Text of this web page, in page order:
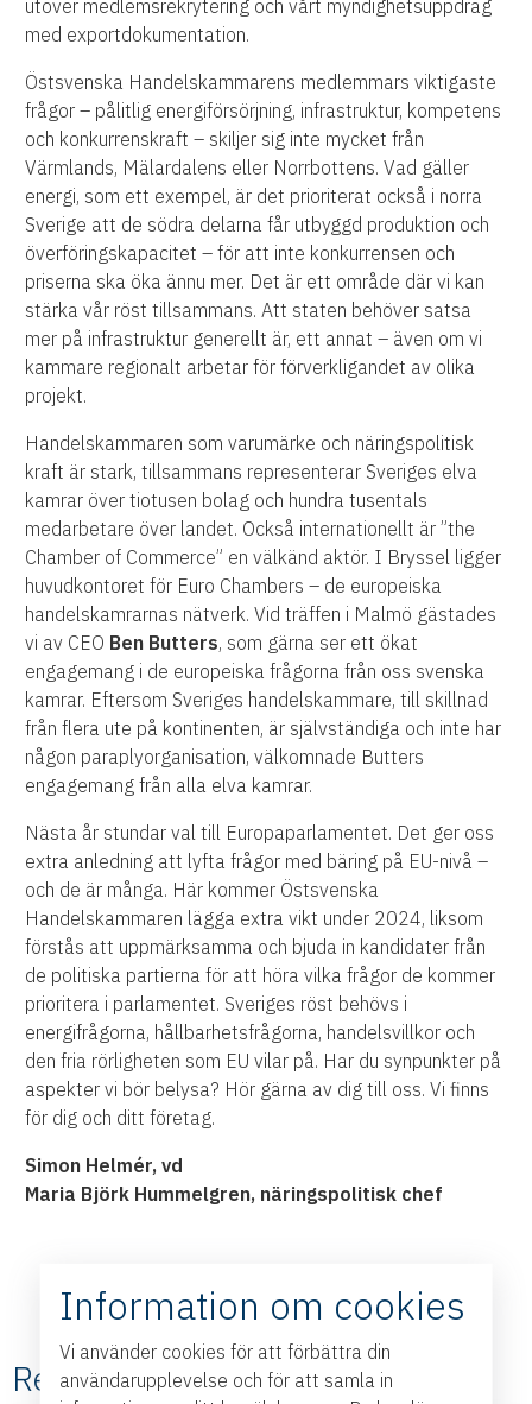
utöver medlemsrekrytering och vårt myndighetsuppdrag
med exportdokumentation.
Östsvenska Handelskammarens medlemmars viktigaste
frågor – pålitlig energiförsörjning, infrastruktur, kompetens
och konkurrenskraft – skiljer sig inte mycket från
Värmlands, Mälardalens eller Norrbottens. Vad gäller
energi, som ett exempel, är det prioriterat också i norra
Sverige att de södra delarna får utbyggd produktion och
överföringskapacitet – för att inte konkurrensen och
priserna ska öka ännu mer. Det är ett område där vi kan
stärka vår röst tillsammans. Att staten behöver satsa
mer på infrastruktur generellt är, ett annat – även om vi
kammare regionalt arbetar för förverkligandet av olika
projekt.
Handelskammaren som varumärke och näringspolitisk
kraft är stark, tillsammans representerar Sveriges elva
kamrar över tiotusen bolag och hundra tusentals
medarbetare över landet. Också internationellt är ”the
Chamber of Commerce” en välkänd aktör. I Bryssel ligger
huvudkontoret för Euro Chambers – de europeiska
handelskamrarnas nätverk. Vid träffen i Malmö gästades
vi av CEO Ben Butters, som gärna ser ett ökat
engagemang i de europeiska frågorna från oss svenska
kamrar. Eftersom Sveriges handelskammare, till skillnad
från flera ute på kontinenten, är självständiga och inte har
någon paraplyorganisation, välkomnade Butters
engagemang från alla elva kamrar.
Nästa år stundar val till Europaparlamentet. Det ger oss
extra anledning att lyfta frågor med bäring på EU-nivå –
och de är många. Här kommer Östsvenska
Handelskammaren lägga extra vikt under 2024, liksom
förstås att uppmärksamma och bjuda in kandidater från
de politiska partierna för att höra vilka frågor de kommer
prioritera i parlamentet. Sveriges röst behövs i
energifrågorna, hållbarhetsfrågorna, handelsvillkor och
den fria rörligheten som EU vilar på. Har du synpunkter på
aspekter vi bör belysa? Hör gärna av dig till oss. Vi finns
för dig och ditt företag.
Simon Helmér, vd
Maria Björk Hummelgren, näringspolitisk chef
Relaterade #Krönikor
Information om cookies
Vi använder cookies för att förbättra din
användarupplevelse och för att samla in